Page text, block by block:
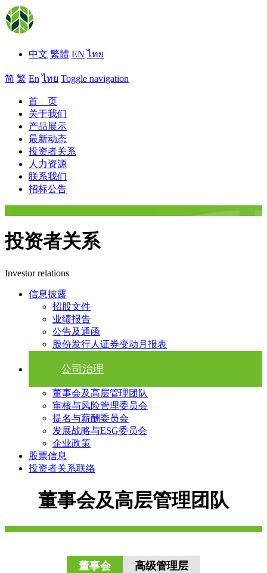
中文 繁體 EN ไทย
简 繁 En ไทย Toggle navigation
首 页
关于我们
产品展示
最新动态
投资者关系
人力资源
联系我们
招标公告
投资者关系
Investor relations
信息披露
招股文件
业绩报告
公告及通函
股份发行人证券变动月报表
公司治理
董事会及高层管理团队
审核与风险管理委员会
提名与薪酬委员会
发展战略与ESG委员会
企业政策
股票信息
投资者关系联络
董事会及高层管理团队
董事会 高级管理层